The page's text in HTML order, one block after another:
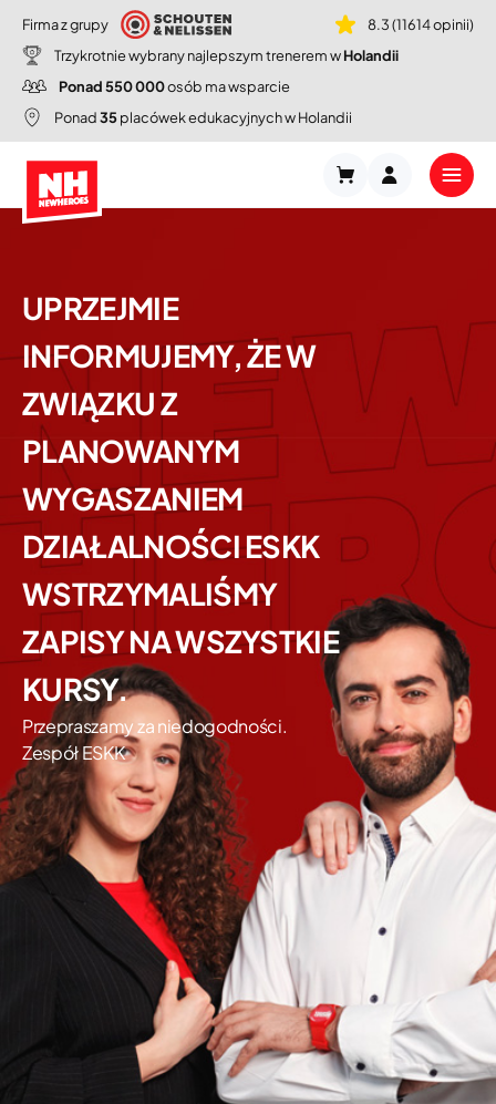
Firma z grupy
8.3 (11614 opinii)
Trzykrotnie wybrany najlepszym trenerem wHolandii
Ponad 550 000osób ma wsparcie
Ponad35placówek edukacyjnych w Holandii
UPRZEJMIE
INFORMUJEMY, ŻE W
ZWIĄZKU Z
PLANOWANYM
WYGASZANIEM
DZIAŁALNOŚCI ESKK
WSTRZYMALIŚMY
ZAPISY NA WSZYSTKIE
KURSY.
Przepraszamy za niedogodności.
Zespół ESKK